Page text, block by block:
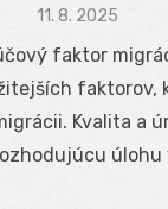
Posted
11. 8. 2025
faktor
faktorov,
Kvalita a
úlohu